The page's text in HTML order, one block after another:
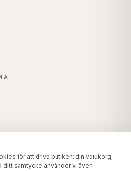
för att driva butiken: din varukorg,
ditt samtycke använder vi även